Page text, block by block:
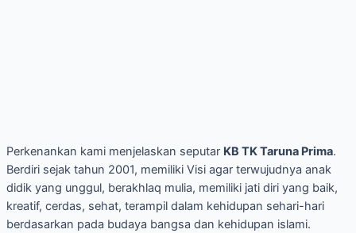
Perkenankan kami menjelaskan seputar KB TK Taruna Prima.
Berdiri sejak tahun 2001, memiliki Visi agar terwujudnya anak
didik yang unggul, berakhlaq mulia, memiliki jati diri yang baik,
kreatif, cerdas, sehat, terampil dalam kehidupan sehari-hari
berdasarkan pada budaya bangsa dan kehidupan islami.